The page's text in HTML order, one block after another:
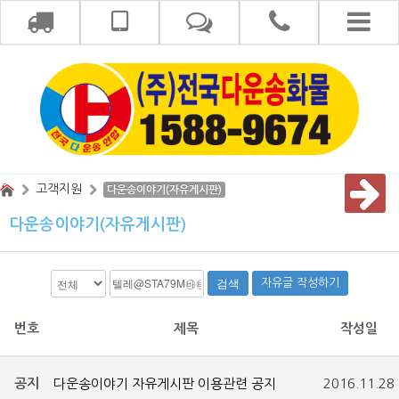
고객지원 다운송이야기(자유게시판)
다운송이야기(자유게시판)
검색 자유글 작성하기
번호 제목 작성일
공지 다운송이야기 자유게시판 이용관련 공지 2016.11.28